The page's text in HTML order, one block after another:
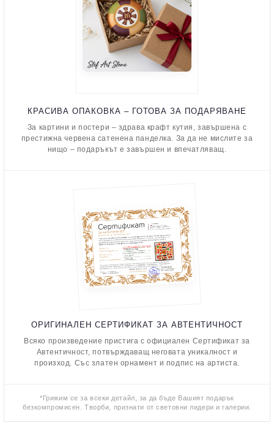
КРАСИВА ОПАКОВКА – ГОТОВА ЗА ПОДАРЯВАНЕ
За картини и постери – здрава крафт кутия, завършена с
престижна червена сатенена панделка. За да не мислите за
нищо – подаръкът е завършен и впечатляващ.
ОРИГИНАЛЕН СЕРТИФИКАТ ЗА АВТЕНТИЧНОСТ
Всяко произведение пристига с официален Сертификат за
Автентичност, потвърждаващ неговата уникалност и
произход. Със златен орнамент и подпис на артиста.
*Грижим се за всеки детайл, за да бъде Вашият подарък
безкомпромисен. Творби, признати от световни лидери и галерии.